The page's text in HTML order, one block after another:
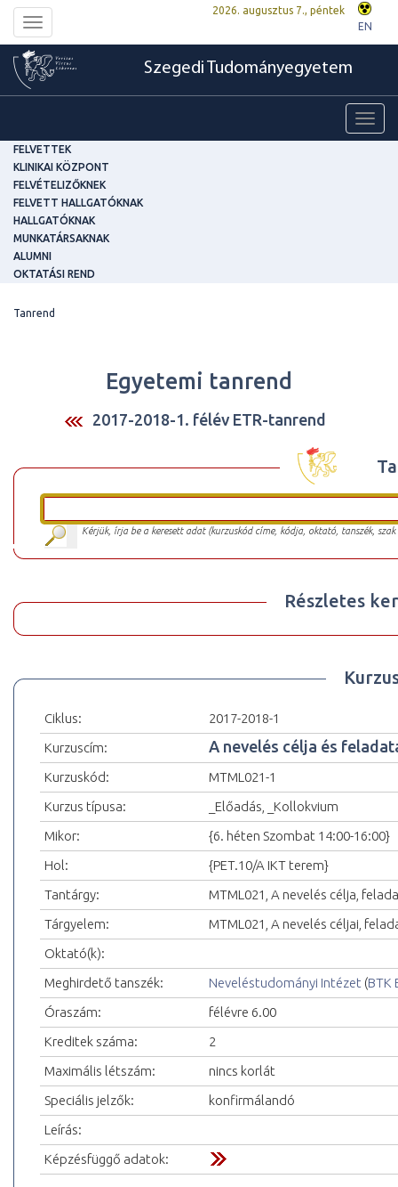
Toggle
navigation
2026. augusztus 7., péntek
EN
Szegedi Tudományegyetem
FELVETTEK
KLINIKAI KÖZPONT
FELVÉTELIZŐKNEK
FELVETT HALLGATÓKNAK
HALLGATÓKNAK
MUNKATÁRSAKNAK
ALUMNI
OKTATÁSI REND
Tanrend
Egyetemi tanrend
2017-2018-1. félév ETR-tanrend
Kérjük, írja be a keresett adat (kurzuskód címe, kódja, oktató, tanszék,
Részletes
Ciklus:
2017-2018-1
Kurzuscím:
A nevelés célja és
Kurzuskód:
MTML021-1
Kurzus típusa:
_Előadás, _Kollokvium
Mikor:
{6. héten Szombat 14:00-16:00}
Hol:
{PET.10/A IKT terem}
Tantárgy:
MTML021, A nevelés célja,
Tárgyelem:
MTML021, A nevelés céljai,
Oktató(k):
Meghirdető tanszék:
Neveléstudományi Intézet (BTK
Óraszám:
félévre 6.00
Kreditek száma:
2
Maximális létszám:
nincs korlát
Speciális jelzők:
konfirmálandó
Leírás:
Képzésfüggő adatok: